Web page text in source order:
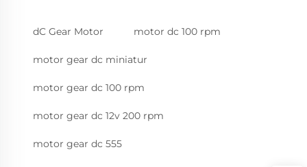
dC Gear Motor motor dc 100 rpm
motor gear dc miniatur
motor gear dc 100 rpm
motor gear dc 12v 200 rpm
motor gear dc 555